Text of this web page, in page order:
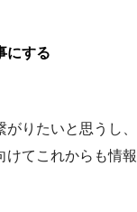
にする
りたいと思うし、
けてこれからも情報